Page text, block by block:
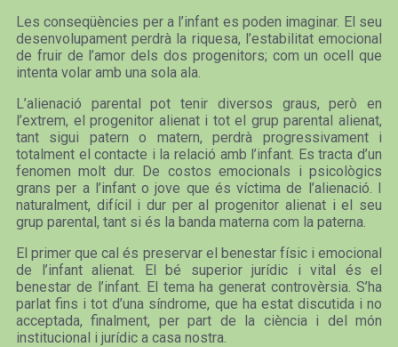
Les conseqüències per a l’infant es poden imaginar. El seu
desenvolupament perdrà la riquesa, l’estabilitat emocional
de fruir de l’amor dels dos progenitors; com un ocell que
intenta volar amb una sola ala.
L’alienació parental pot tenir diversos graus, però en
l’extrem, el progenitor alienat i tot el grup parental alienat,
tant sigui patern o matern, perdrà progressivament i
totalment el contacte i la relació amb l’infant. Es tracta d’un
fenomen molt dur. De costos emocionals i psicològics
grans per a l’infant o jove que és víctima de l’alienació. I
naturalment, difícil i dur per al progenitor alienat i el seu
grup parental, tant si és la banda materna com la paterna.
El primer que cal és preservar el benestar físic i emocional
de l’infant alienat. El bé superior jurídic i vital és el
benestar de l’infant. El tema ha generat controvèrsia. S’ha
parlat fins i tot d’una síndrome, que ha estat discutida i no
acceptada, finalment, per part de la ciència i del món
institucional i jurídic a casa nostra.